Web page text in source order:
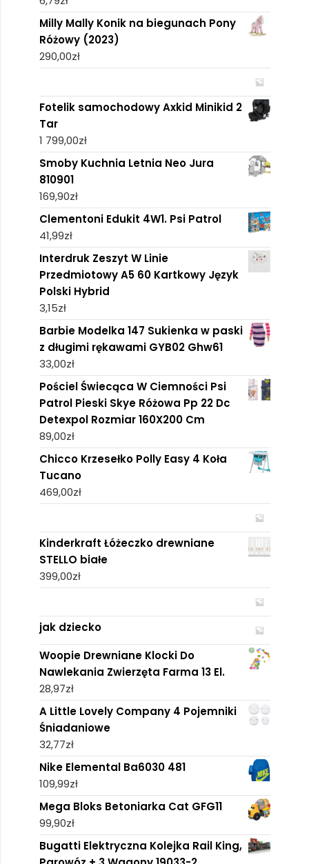
Milly Mally Konik na biegunach Pony
Różowy (2023)
290,00zł
Fotelik samochodowy Axkid Minikid 2
Tar
1 799,00zł
Smoby Kuchnia Letnia Neo Jura
810901
169,90zł
Clementoni Edukit 4W1. Psi Patrol
41,99zł
Interdruk Zeszyt W Linie
Przedmiotowy A5 60 Kartkowy Język
Polski Hybrid
3,15zł
Barbie Modelka 147 Sukienka w paski
z długimi rękawami GYB02 Ghw61
33,00zł
Pościel Świecąca W Ciemności Psi
Patrol Pieski Skye Różowa Pp 22 Dc
Detexpol Rozmiar 160X200 Cm
89,00zł
Chicco Krzesełko Polly Easy 4 Koła
Tucano
469,00zł
Kinderkraft Łóżeczko drewniane
STELLO białe
399,00zł
jak dziecko
Woopie Drewniane Klocki Do
Nawlekania Zwierzęta Farma 13 El.
28,97zł
A Little Lovely Company 4 Pojemniki
Śniadaniowe
32,77zł
Nike Elemental Ba6030 481
109,99zł
Mega Bloks Betoniarka Cat GFG11
99,90zł
Bugatti Elektryczna Kolejka Rail King,